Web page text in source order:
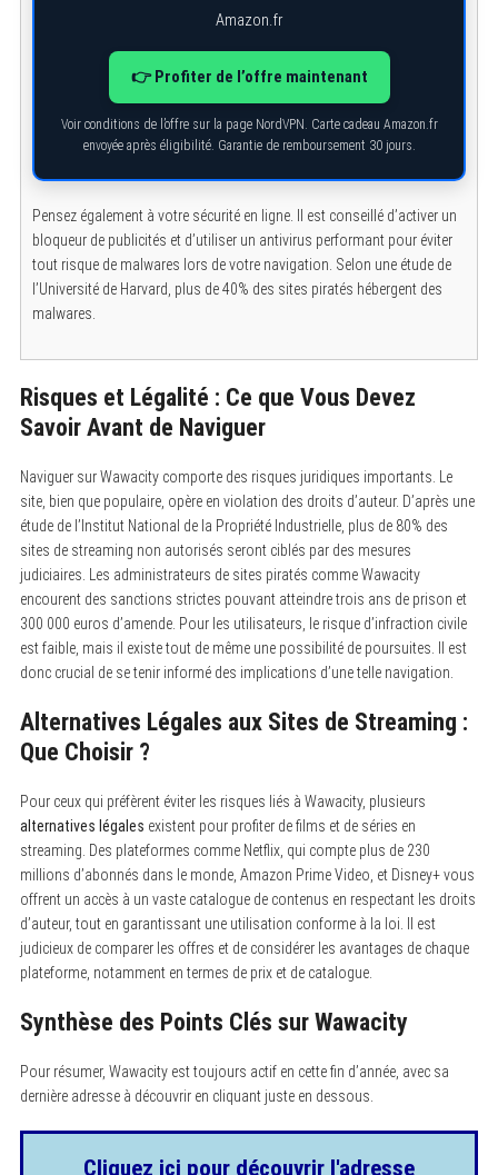
Amazon.fr
👉 Profiter de l’offre maintenant
Voir conditions de l’offre sur la page NordVPN. Carte cadeau Amazon.fr
envoyée après éligibilité. Garantie de remboursement 30 jours.
Pensez également à votre sécurité en ligne. Il est conseillé d’activer un
bloqueur de publicités et d’utiliser un antivirus performant pour éviter
tout risque de malwares lors de votre navigation. Selon une étude de
l’Université de Harvard, plus de 40% des sites piratés hébergent des
malwares.
Risques et Légalité : Ce que Vous Devez
Savoir Avant de Naviguer
Naviguer sur Wawacity comporte des risques juridiques importants. Le
site, bien que populaire, opère en violation des droits d’auteur. D’après une
étude de l’Institut National de la Propriété Industrielle, plus de 80% des
sites de streaming non autorisés seront ciblés par des mesures
judiciaires. Les administrateurs de sites piratés comme Wawacity
encourent des sanctions strictes pouvant atteindre trois ans de prison et
300 000 euros d’amende. Pour les utilisateurs, le risque d’infraction civile
est faible, mais il existe tout de même une possibilité de poursuites. Il est
donc crucial de se tenir informé des implications d’une telle navigation.
Alternatives Légales aux Sites de Streaming :
Que Choisir ?
Pour ceux qui préfèrent éviter les risques liés à Wawacity, plusieurs
alternatives légales existent pour profiter de films et de séries en
streaming. Des plateformes comme Netflix, qui compte plus de 230
millions d’abonnés dans le monde, Amazon Prime Video, et Disney+ vous
offrent un accès à un vaste catalogue de contenus en respectant les droits
d’auteur, tout en garantissant une utilisation conforme à la loi. Il est
judicieux de comparer les offres et de considérer les avantages de chaque
plateforme, notamment en termes de prix et de catalogue.
Synthèse des Points Clés sur Wawacity
Pour résumer, Wawacity est toujours actif en cette fin d’année, avec sa
dernière adresse à découvrir en cliquant juste en dessous.
Cliquez ici pour découvrir l'adresse